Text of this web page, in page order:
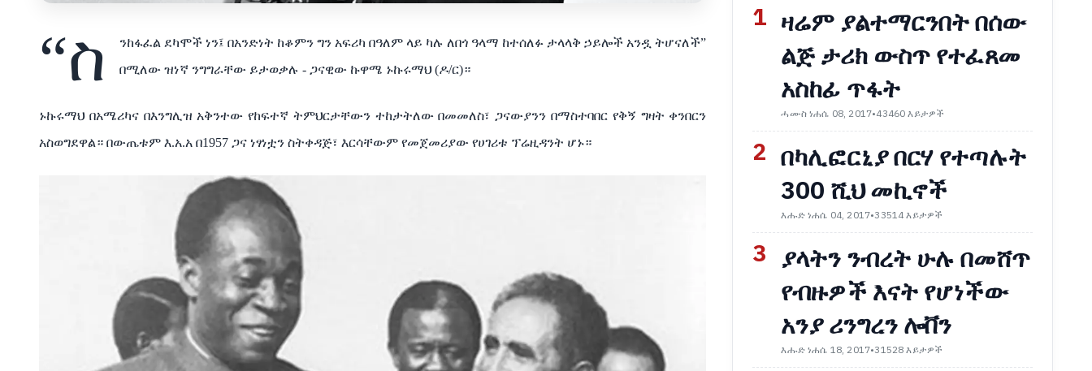
“ስ
ንከፋፈል ደካሞች ነን፤ በአንድነት ከቆምን ግን አፍሪካ በዓለም ላይ ካሉ ለበጎ ዓላማ ከተሰለፉ ታላላቅ ኃይሎች አንዷ ትሆናለች”
በሚለው ዝነኛ ንግግራቸው ይታወቃሉ - ጋናዊው ኩዋሜ ኑኩሩማህ (ዶ/ር)።
ኑኩሩማህ በአሜሪካና በእንግሊዝ አቅንተው የከፍተኛ ትምህርታቸውን ተከታትለው በመመለስ፣ ጋናውያንን በማስተባበር የቅኝ ግዛት ቀንበርን
አስወግደዋል። በውጤቱም እ.አ.አ በ1957 ጋና ነፃነቷን ስትቀዳጅ፣ እርሳቸውም የመጀመሪያው የሀገሪቱ ፕሬዚዳንት ሆኑ።
1 ዛሬም ያልተማርንበት በሰው
ልጅ ታሪክ ውስጥ የተፈጸመ
አስከፊ ጥፋት
ሓሙስ ነሐሴ 08, 2017•43460 እይታዎች
2 በካሊፎርኒያ በርሃ የተጣሉት
300 ሺህ መኪኖች
እሑድ ነሐሴ 04, 2017•33514 እይታዎች
3 ያላትን ንብረት ሁሉ በመሸጥ
የብዙዎች እናት የሆነችው
አንያ ሪንግረን ሎቨን
እሑድ ነሐሴ 18, 2017•31528 እይታዎች